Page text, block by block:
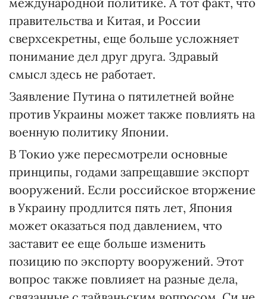
правительства и Китая, и России
сверхсекретны, еще больше усложняет
понимание дел друг друга. Здравый
смысл здесь не работает.
Заявление Путина о пятилетней войне
против Украины может также повлиять на
военную политику Японии.
В Токио уже пересмотрели основные
принципы, годами запрещавшие экспорт
вооружений. Если российское вторжение
в Украину продлится пять лет, Япония
может оказаться под давлением, что
заставит ее еще больше изменить
позицию по экспорту вооружений. Этот
вопрос также повлияет на разные дела,